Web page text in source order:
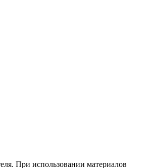
При использовании материалов